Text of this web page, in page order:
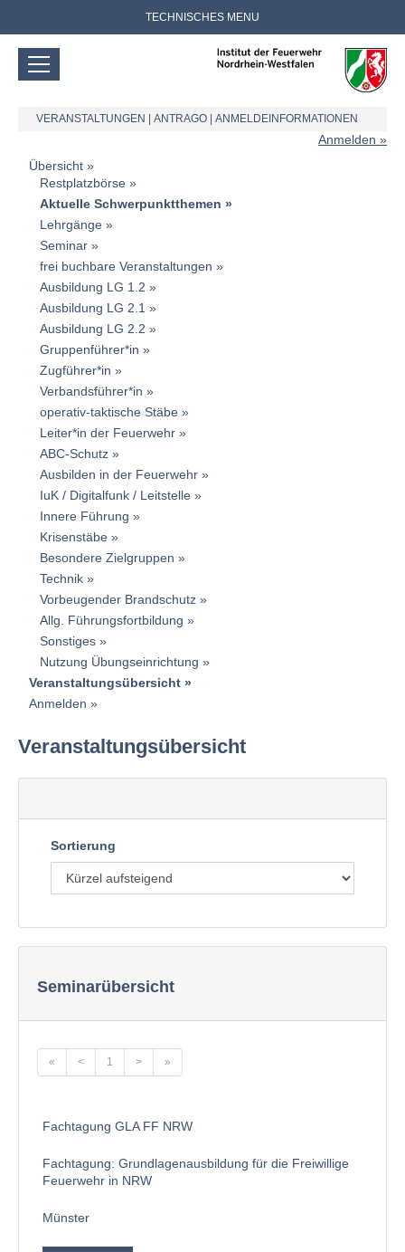
TECHNISCHES MENU
VERANSTALTUNGEN ANTRAGO ANMELDEINFORMATIONEN
Anmelden
Übersicht
Restplatzbörse
Aktuelle Schwerpunktthemen
Lehrgänge
Seminar
frei buchbare Veranstaltungen
Ausbildung LG 1.2
Ausbildung LG 2.1
Ausbildung LG 2.2
Gruppenführer*in
Zugführer*in
Verbandsführer*in
operativ-taktische Stäbe
Leiter*in der Feuerwehr
ABC-Schutz
Ausbilden in der Feuerwehr
IuK / Digitalfunk / Leitstelle
Innere Führung
Krisenstäbe
Besondere Zielgruppen
Technik
Vorbeugender Brandschutz
Allg. Führungsfortbildung
Sonstiges
Nutzung Übungseinrichtung
Veranstaltungsübersicht
Anmelden
Veranstaltungsübersicht
Sortierung
Seminarübersicht
« < 1 > »
Fachtagung GLA FF NRW
Fachtagung: Grundlagenausbildung für die Freiwillige
Feuerwehr in NRW
Münster